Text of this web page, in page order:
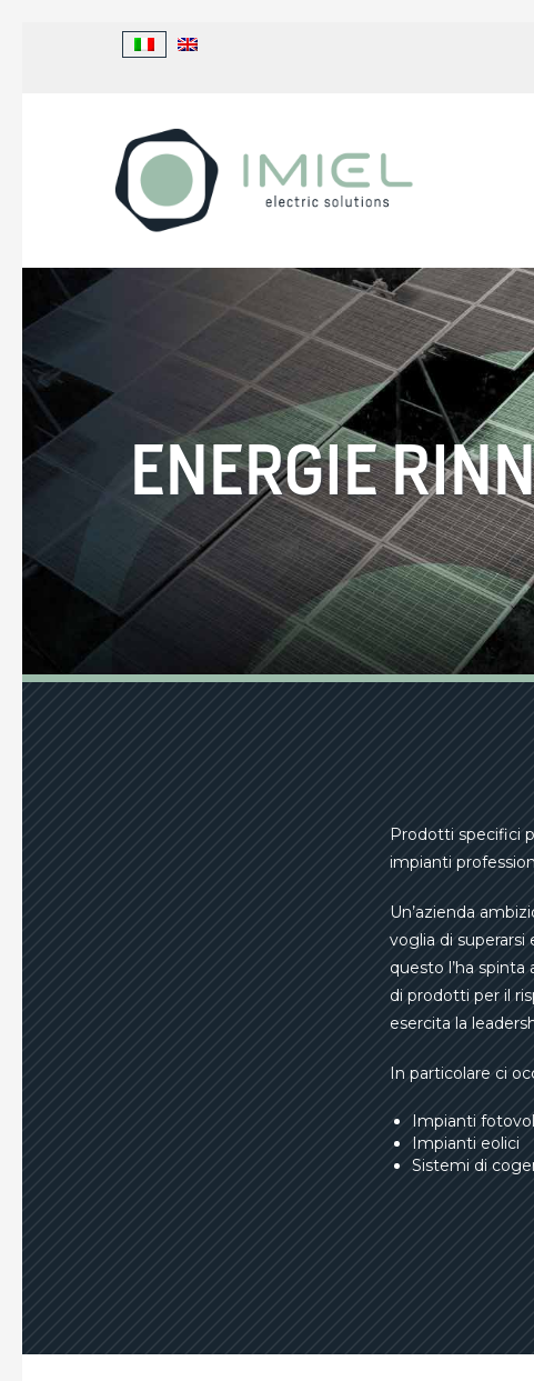
ENERGIE
Prodotti specifici
impianti
Un’azienda
voglia di
questo l’ha spinta
di prodotti per il
esercita la
In particolare ci
Impianti
Impianti eolici
Sistemi di